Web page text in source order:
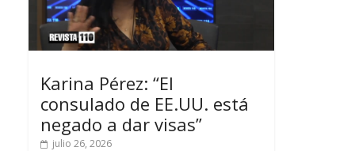
Karina Pérez: “El
consulado de EE.UU. está
negado a dar visas”
julio 26, 2026